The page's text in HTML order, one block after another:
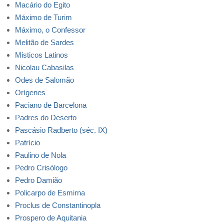
Macário do Egito
Máximo de Turim
Máximo, o Confessor
Melitão de Sardes
Misticos Latinos
Nicolau Cabasilas
Odes de Salomão
Orígenes
Paciano de Barcelona
Padres do Deserto
Pascásio Radberto (séc. IX)
Patrício
Paulino de Nola
Pedro Crisólogo
Pedro Damião
Policarpo de Esmirna
Proclus de Constantinopla
Prospero de Aquitania